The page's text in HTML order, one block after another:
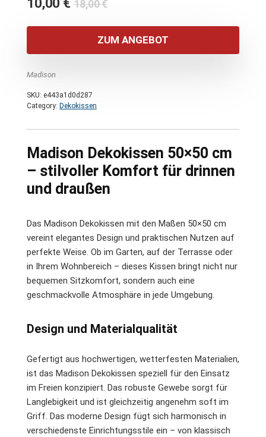
18,00€
war:
18,00 €
ist:
10,00 €.
ZUM ANGEBOT
Madison
SKU: e443a1d0d287
Category: Dekokissen
Madison Dekokissen 50×50 cm
– stilvoller Komfort für drinnen
und draußen
Das Madison Dekokissen mit den Maßen 50×50 cm
vereint elegantes Design und praktischen Nutzen auf
perfekte Weise. Ob im Garten, auf der Terrasse oder
in Ihrem Wohnbereich – dieses Kissen bringt nicht nur
bequemen Sitzkomfort, sondern auch eine
geschmackvolle Atmosphäre in jede Umgebung.
Design und Materialqualität
Gefertigt aus hochwertigen, wetterfesten Materialien,
ist das Madison Dekokissen speziell für den Einsatz
im Freien konzipiert. Das robuste Gewebe sorgt für
Langlebigkeit und ist gleichzeitig angenehm soft im
Griff. Das moderne Design fügt sich harmonisch in
verschiedenste Einrichtungsstile ein – von klassisch